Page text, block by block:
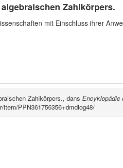
Zahlkörpers.
mit Einschluss ihrer
Zahlkörpers., dans Encyklopädie
PPN361756356+dmdlog48/